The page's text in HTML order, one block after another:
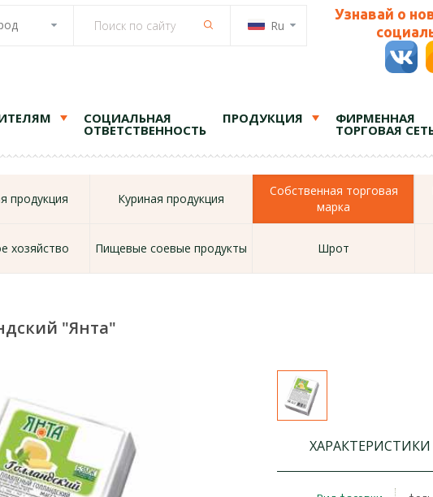
Ru
Узнавай о
СОЦИАЛЬНАЯ
ОТВЕТСТВЕННОСТЬ
ПРОДУКЦИЯ ФИРМЕННАЯ
ТОРГОВАЯ
продукция Куриная продукция
Собственная торговая
марка
хозяйство Пищевые соевые продукты Шрот
"Янта"